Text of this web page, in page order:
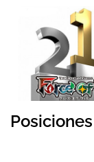
Posiciones